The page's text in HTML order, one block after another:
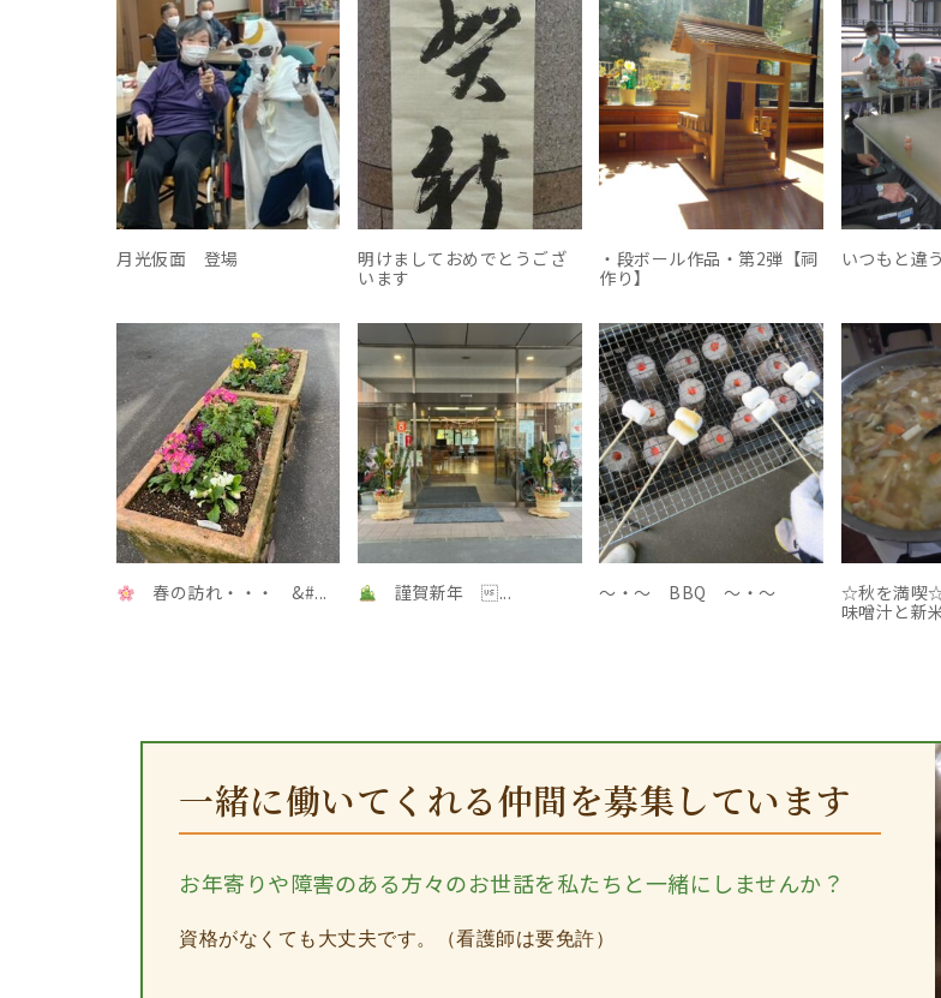
月光仮面 登場
明けましておめでとうござ
います
・段ボール作品・第2弾【祠
作り】
いつもと違
春の訪れ・・・ &#... 謹賀新年 ... ～・～ BBQ ～・～
☆秋を満喫
味噌汁と新
一緒に働いてくれる仲間を募集しています
お年寄りや障害のある方々のお世話を私たちと一緒にしませんか？
資格がなくても大丈夫です。（看護師は要免許）